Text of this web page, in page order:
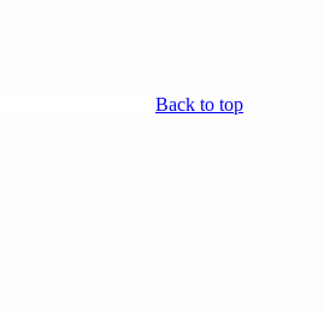
Back to top